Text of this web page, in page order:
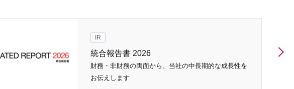
IR
統合報告書 2026
財務・非財務の両面から、当社の中長期的な成長性を
お伝えします